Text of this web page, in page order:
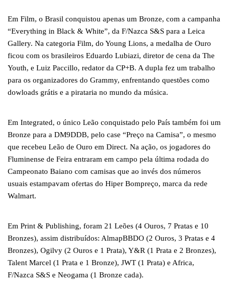
Em Film, o Brasil conquistou apenas um Bronze, com a campanha
“Everything in Black & White”, da F/Nazca S&S para a Leica
Gallery. Na categoria Film, do Young Lions, a medalha de Ouro
ficou com os brasileiros Eduardo Lubiazi, diretor de cena da The
Youth, e Luiz Paccillo, redator da CP+B. A dupla fez um trabalho
para os organizadores do Grammy, enfrentando questões como
dowloads grátis e a pirataria no mundo da música.
Em Integrated, o único Leão conquistado pelo País também foi um
Bronze para a DM9DDB, pelo case “Preço na Camisa”, o mesmo
que recebeu Leão de Ouro em Direct. Na ação, os jogadores do
Fluminense de Feira entraram em campo pela última rodada do
Campeonato Baiano com camisas que ao invés dos números
usuais estampavam ofertas do Hiper Bompreço, marca da rede
Walmart.
Em Print & Publishing, foram 21 Leões (4 Ouros, 7 Pratas e 10
Bronzes), assim distribuídos: AlmapBBDO (2 Ouros, 3 Pratas e 4
Bronzes), Ogilvy (2 Ouros e 1 Prata), Y&R (1 Prata e 2 Bronzes),
Talent Marcel (1 Prata e 1 Bronze), JWT (1 Prata) e Africa,
F/Nazca S&S e Neogama (1 Bronze cada).